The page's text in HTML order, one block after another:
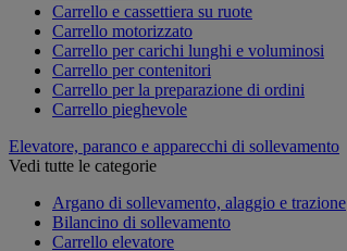
Carrello e cassettiera su ruote
Carrello motorizzato
Carrello per carichi lunghi e voluminosi
Carrello per contenitori
Carrello per la preparazione di ordini
Carrello pieghevole
Elevatore, paranco e apparecchi di sollevamento
Vedi tutte le categorie
Argano di sollevamento, alaggio e trazione
Bilancino di sollevamento
Carrello elevatore